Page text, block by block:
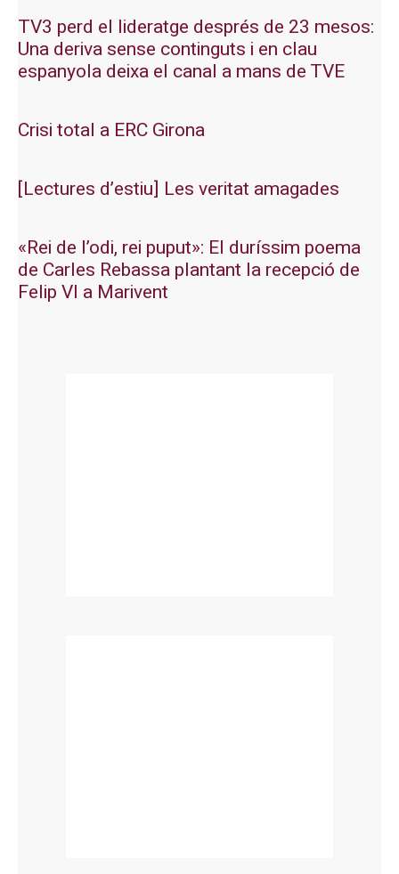
TV3 perd el lideratge després de 23 mesos:
Una deriva sense continguts i en clau
espanyola deixa el canal a mans de TVE
Crisi total a ERC Girona
[Lectures d’estiu] Les veritat amagades
«Rei de l’odi, rei puput»: El duríssim poema
de Carles Rebassa plantant la recepció de
Felip VI a Marivent